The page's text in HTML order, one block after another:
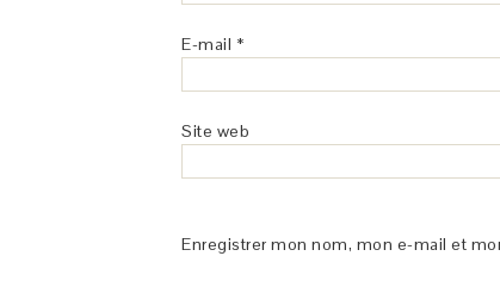
E-mail *
Site web
Enregistrer mon nom, mon e-mail et